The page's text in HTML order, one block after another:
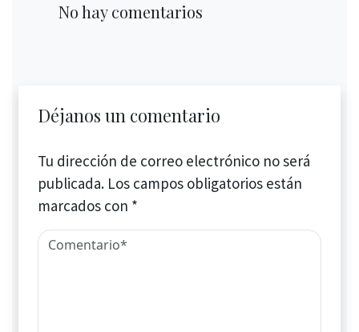
No hay comentarios
Déjanos un comentario
Tu dirección de correo electrónico no será
publicada. Los campos obligatorios están
marcados con *